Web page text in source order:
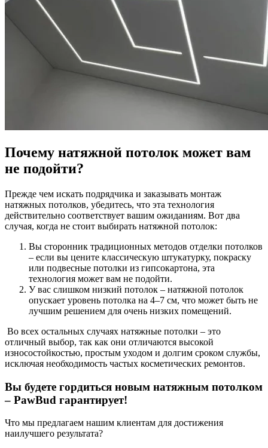
Почему натяжной потолок может вам
не подойти?
Прежде чем искать подрядчика и заказывать монтаж
натяжных потолков, убедитесь, что эта технология
действительно соответствует вашим ожиданиям. Вот два
случая, когда не стоит выбирать натяжной потолок:
Вы сторонник традиционных методов отделки потолков
– если вы цените классическую штукатурку, покраску
или подвесные потолки из гипсокартона, эта
технология может вам не подойти.
У вас слишком низкий потолок – натяжной потолок
опускает уровень потолка на 4–7 см, что может быть не
лучшим решением для очень низких помещений.
Во всех остальных случаях натяжные потолки – это
отличный выбор, так как они отличаются высокой
износостойкостью, простым уходом и долгим сроком службы,
исключая необходимость частых косметических ремонтов.
Вы будете гордиться новым натяжным потолком
– PawBud гарантирует!
Что мы предлагаем нашим клиентам для достижения
наилучшего результата?